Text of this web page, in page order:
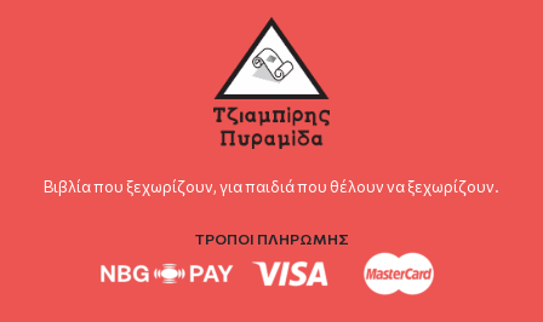
Βιβλία που ξεχωρίζουν, για παιδιά που θέλουν να ξεχωρίζουν.
ΤΡΟΠΟΙ ΠΛΗΡΩΜΗΣ